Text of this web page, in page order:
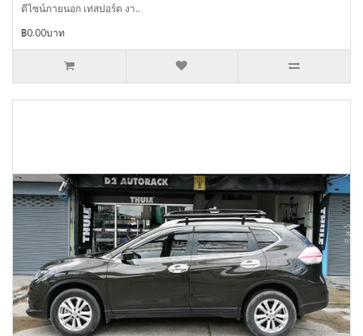
ดีไซน์ภายนอก เท่สปอร์ต งา..
฿0.00บาท